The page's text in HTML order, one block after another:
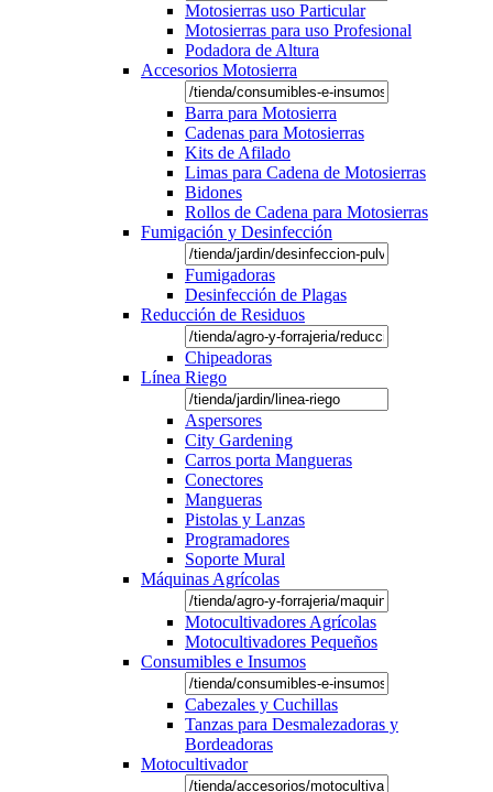
Motosierras uso Particular
Motosierras para uso Profesional
Podadora de Altura
Accesorios Motosierra
Barra para Motosierra
Cadenas para Motosierras
Kits de Afilado
Limas para Cadena de Motosierras
Bidones
Rollos de Cadena para Motosierras
Fumigación y Desinfección
Fumigadoras
Desinfección de Plagas
Reducción de Residuos
Chipeadoras
Línea Riego
Aspersores
City Gardening
Carros porta Mangueras
Conectores
Mangueras
Pistolas y Lanzas
Programadores
Soporte Mural
Máquinas Agrícolas
Motocultivadores Agrícolas
Motocultivadores Pequeños
Consumibles e Insumos
Cabezales y Cuchillas
Tanzas para Desmalezadoras y
Bordeadoras
Motocultivador